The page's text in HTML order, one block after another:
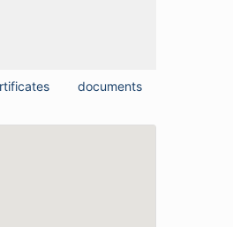
documents